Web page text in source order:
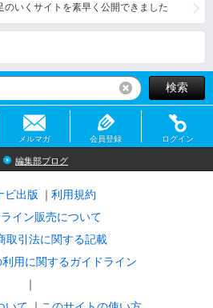
いくサイトを素早く公開できました
リセット検索
メルマガ 会員登録 ログイン
編集部ブログ
ビ出版
利用規約
イン販売について
取引法に関する記載
用に関するガイドライン
｜